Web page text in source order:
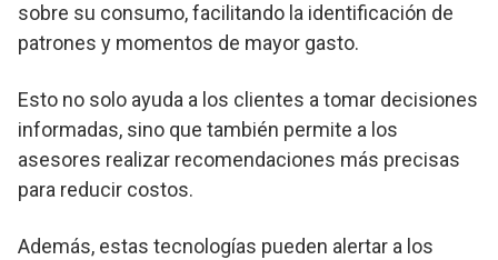
sobre su consumo, facilitando la identificación de
patrones y momentos de mayor gasto.
Esto no solo ayuda a los clientes a tomar decisiones
informadas, sino que también permite a los
asesores realizar recomendaciones más precisas
para reducir costos.
Además, estas tecnologías pueden alertar a los